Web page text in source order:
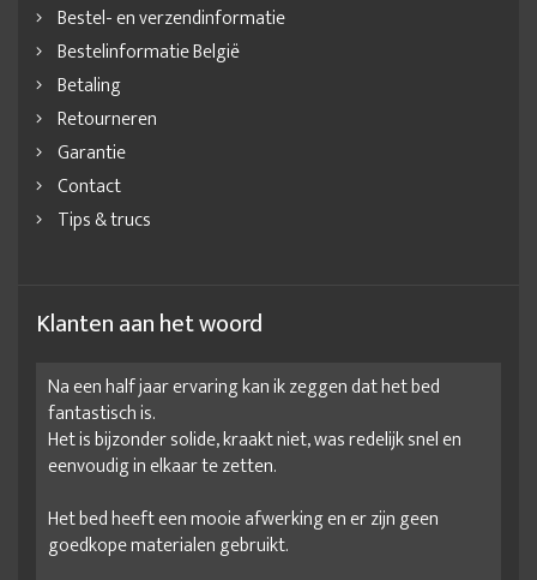
Bestel- en verzendinformatie
Bestelinformatie België
Betaling
Retourneren
Garantie
Contact
Tips & trucs
Klanten aan het woord
Na een half jaar ervaring kan ik zeggen dat het bed
fantastisch is.
Het is bijzonder solide, kraakt niet, was redelijk snel en
eenvoudig in elkaar te zetten.
Het bed heeft een mooie afwerking en er zijn geen
goedkope materialen gebruikt.